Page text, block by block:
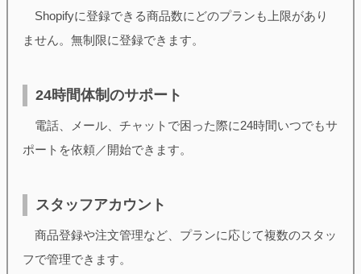
Shopifyに登録できる商品数にどのプランも上限があり
ません。無制限に登録できます。
24時間体制のサポート
電話、メール、チャットで困った際に24時間いつでもサ
ポートを依頼／開始できます。
スタッフアカウント
商品登録や注文管理など、プランに応じて複数のスタッ
フで管理できます。